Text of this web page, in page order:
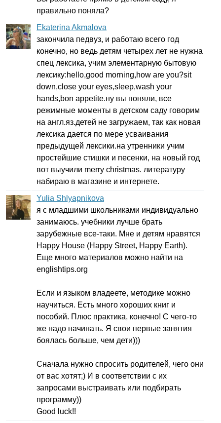
правильно поняла?
Ekaterina Akmalova
закончила педвуз, и работаю всего год
конечно, но ведь детям четырех лет не нужна
спец лексика, учим элементарную бытовую
лексику:hello,good morning,how are you?sit
down,close your eyes,sleep,wash your
hands,bon appetite.ну вы поняли, все
режимные моменты в детском саду говорим
на англ.яз.детей не загружаем, так как новая
лексика дается по мере усваивания
предыдущей лексики.на утренники учим
простейшие стишки и песенки, на новый год
вот выучили merry christmas. литературу
набираю в магазине и интернете.
Yulia Shlyapnikova
я с младшими школьниками индивидуально
занимаюсь. учебники лучше брать
зарубежные все-таки. Мне и детям нравятся
Happy House (Happy Street, Happy Earth).
Еще много материалов можно найти на
englishtips.org
Если и языком владеете, методике можно
научиться. Есть много хороших книг и
пособий. Плюс практика, конечно! С чего-то
же надо начинать. Я свои первые занятия
боялась больше, чем дети)))
Сначала нужно спросить родителей, чего они
от вас хотят;) И в соответствии с их
запросами выстраивать или подбирать
программу))
Good
luck!!